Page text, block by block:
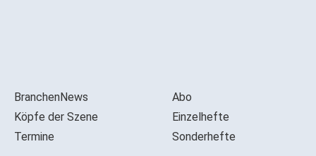
BranchenNews
Köpfe der Szene
Termine
Abo
Einzelhefte
Sonderhefte